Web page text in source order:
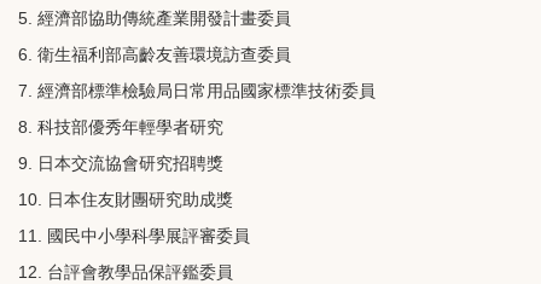
5. 經濟部協助傳統產業開發計畫委員
6. 衛生福利部高齡友善環境訪查委員
7. 經濟部標準檢驗局日常用品國家標準技術委員
8. 科技部優秀年輕學者研究
9. 日本交流協會研究招聘獎
10. 日本住友財團研究助成獎
11. 國民中小學科學展評審委員
12. 台評會教學品保評鑑委員